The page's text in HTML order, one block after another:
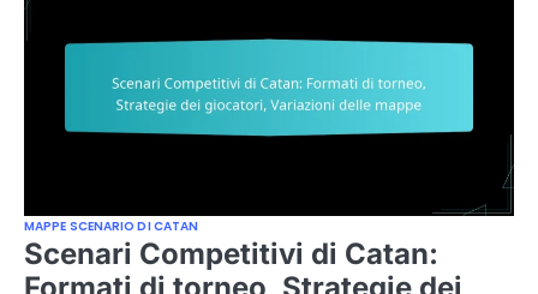
MAPPE SCENARIO DI CATAN
Scenari Competitivi di Catan:
Formati di torneo, Strategie dei